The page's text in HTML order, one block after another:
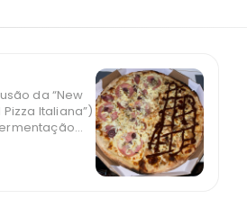
da “New
Italiana”)
da
da